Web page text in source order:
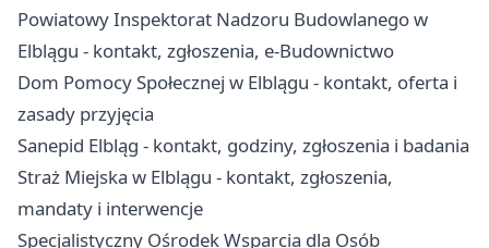
Powiatowy Inspektorat Nadzoru Budowlanego w
Elblągu - kontakt, zgłoszenia, e-Budownictwo
Dom Pomocy Społecznej w Elblągu - kontakt, oferta i
zasady przyjęcia
Sanepid Elbląg - kontakt, godziny, zgłoszenia i badania
Straż Miejska w Elblągu - kontakt, zgłoszenia,
mandaty i interwencje
Specjalistyczny Ośrodek Wsparcia dla Osób